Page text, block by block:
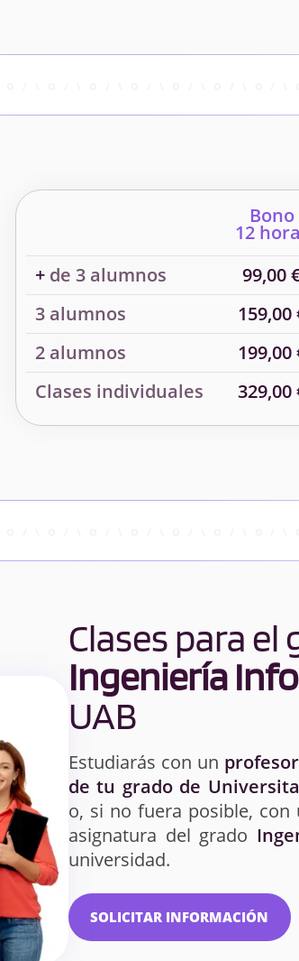
Bono
12
+de 3 alumnos
99,00
3 alumnos
159,00
2 alumnos
199,00
Clases individuales
329,00
Clases para el
Ingeniería
UAB
Estudiarás con un
de tu grado de
o, si no fuera posible,
asignatura del grado
universidad.
SOLICITAR INFORMACIÓN